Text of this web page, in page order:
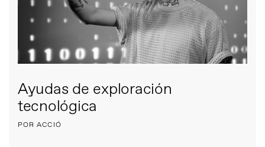
Ayudas de exploración
tecnológica
POR ACCIÓ